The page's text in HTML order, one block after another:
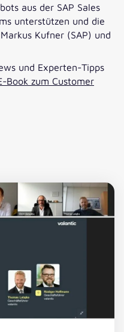
aus der SAP Sales
unterstützen und die
Kufner (SAP) und
und Experten-Tipps
Book zum Customer